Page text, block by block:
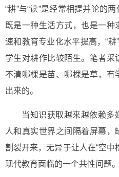
“耕”与“读”是经常相提并论的
既是一种生活方式，也是一种
速和教育专业化水平提高，“耕
学生对耕作比较陌生。笔者采
不清哪棵是苗、哪棵是草，有
出来的。
当知识获取越来越依赖多
人和真实世界之间隔着屏幕
割裂开来，无异于让人在“空中
现代教育面临的一个共性问题。